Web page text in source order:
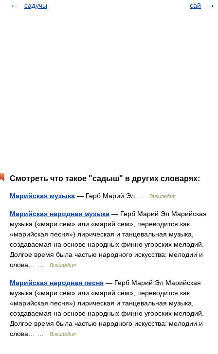
садучы
сай
Смотреть что такое "садыш" в других словарях:
Марийская музыка — Герб Марий Эл … Википедия
Марийская народная музыка — Герб Марий Эл Марийская
музыка («мари сем» или «марий сем», переводится как
«марийская песня») лирическая и танцевальная музыка,
создаваемая на основе народных финно угорских мелодий.
Долгое время была частью народного искусства: мелодии и
слова… …
Википедия
Марийская народная песня — Герб Марий Эл Марийская
музыка («мари сем» или «марий сем», переводится как
«марийская песня») лирическая и танцевальная музыка,
создаваемая на основе народных финно угорских мелодий.
Долгое время была частью народного искусства: мелодии и
слова… …
Википедия